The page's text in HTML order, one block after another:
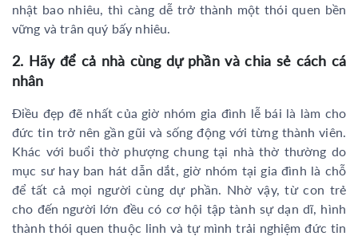
nhật bao nhiêu, thì càng dễ trở thành một thói quen bền
vững và trân quý bấy nhiêu.
2. Hãy để cả nhà cùng dự phần và chia sẻ cách cá
nhân
Điều đẹp đẽ nhất của giờ nhóm gia đình lễ bái là làm cho
đức tin trở nên gần gũi và sống động với từng thành viên.
Khác với buổi thờ phượng chung tại nhà thờ thường do
mục sư hay ban hát dẫn dắt, giờ nhóm tại gia đình là chỗ
để tất cả mọi người cùng dự phần. Nhờ vậy, từ con trẻ
cho đến người lớn đều có cơ hội tập tành sự dạn dĩ, hình
thành thói quen thuộc linh và tự mình trải nghiệm đức tin